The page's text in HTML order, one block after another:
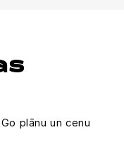
plānu un cenu